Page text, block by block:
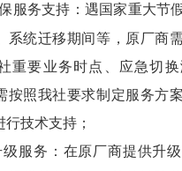
保服务支持：遇国家重大节
系统迁移期间等，原厂商
重要业务时点、应急切
按照我社要求制定服务方
技术支持；
级服务：在原厂商提供升